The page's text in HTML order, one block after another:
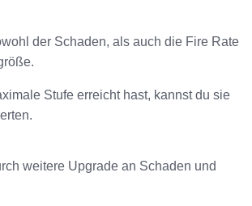
der Schaden, als auch die Fire Rate
Stufe erreicht hast, kannst du sie
weitere Upgrade an Schaden und